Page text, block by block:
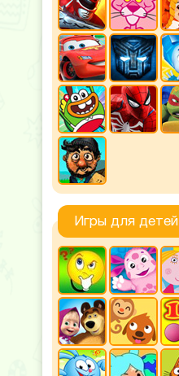
Игры для детей